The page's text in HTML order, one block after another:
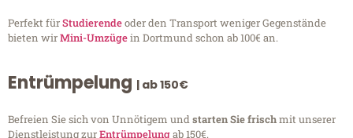
Perfekt fürStudierendeoder den Transport weniger Gegenstände
bieten wirMini-Umzügein Dortmund schon ab 100€ an.
Entrümpelung | ab 150€
Befreien Sie sich von Unnötigem undstarten Sie frischmit unserer
Dienstleistung zurEntrümpelungab 150€.